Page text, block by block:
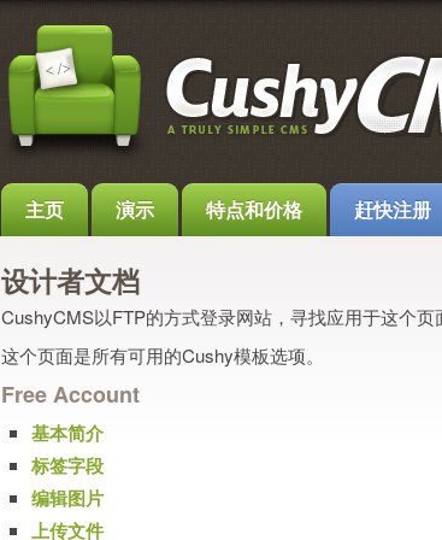
主页 演示 特点和价格 赶快注册
设计者文档
CushyCMS以FTP的方式登录网站，寻找应用于这个
这个页面是所有可用的Cushy模板选项。
Free Account
基本简介
标签字段
编辑图片
上传文件